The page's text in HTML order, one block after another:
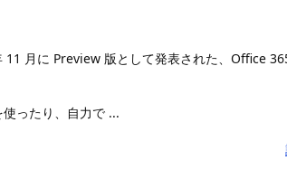
月に Preview 版として発表された、Office
ったり、自力で ...